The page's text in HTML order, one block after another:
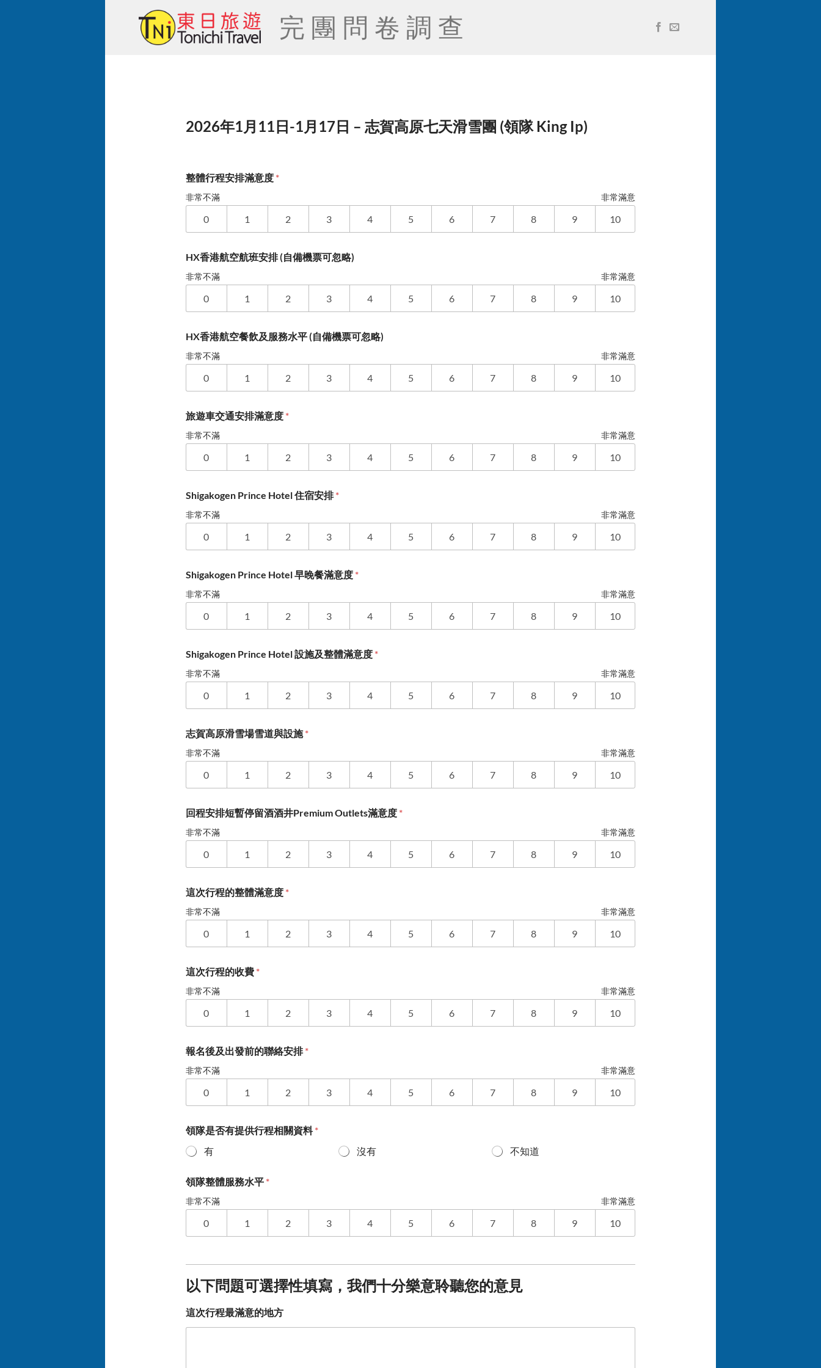
完團問卷調查
2026年1月11日-1月17日 – 志賀高原七天滑雪團 (領隊 King Ip)
整體行程安排滿意度 *
非常不滿 非常滿意
0 1 2 3 4 5 6 7 8 9 10
HX香港航空航班安排 (自備機票可忽略)
非常不滿 非常滿意
0 1 2 3 4 5 6 7 8 9 10
HX香港航空餐飲及服務水平 (自備機票可忽略)
非常不滿 非常滿意
0 1 2 3 4 5 6 7 8 9 10
旅遊車交通安排滿意度 *
非常不滿 非常滿意
0 1 2 3 4 5 6 7 8 9 10
Shigakogen Prince Hotel 住宿安排*
非常不滿 非常滿意
0 1 2 3 4 5 6 7 8 9 10
Shigakogen Prince Hotel 早晚餐滿意度 *
非常不滿 非常滿意
0 1 2 3 4 5 6 7 8 9 10
Shigakogen Prince Hotel 設施及整體滿意度 *
非常不滿 非常滿意
0 1 2 3 4 5 6 7 8 9 10
志賀高原滑雪場雪道與設施*
非常不滿 非常滿意
0 1 2 3 4 5 6 7 8 9 10
回程安排短暫停留酒酒井Premium Outlets滿意度 *
非常不滿 非常滿意
0 1 2 3 4 5 6 7 8 9 10
這次行程的整體滿意度 *
非常不滿 非常滿意
0 1 2 3 4 5 6 7 8 9 10
這次行程的收費 *
非常不滿 非常滿意
0 1 2 3 4 5 6 7 8 9 10
報名後及出發前的聯絡安排*
非常不滿 非常滿意
0 1 2 3 4 5 6 7 8 9 10
領隊是否有提供行程相關資料*
有
沒有 不知道
領隊整體服務水平 *
非常不滿 非常滿意
0 1 2 3 4 5 6 7 8 9 10
以下問題可選擇性填寫，我們十分樂意聆聽您的意見
這次行程最滿意的地方